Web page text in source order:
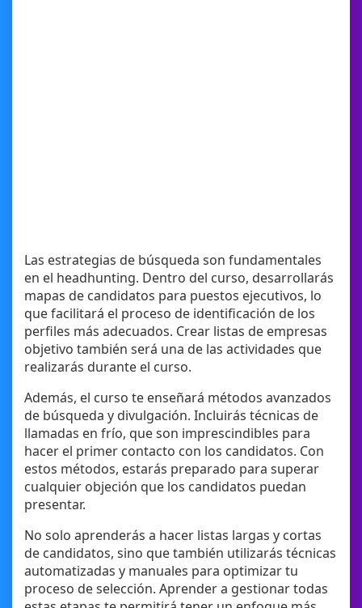
Las estrategias de búsqueda son fundamentales
en el headhunting. Dentro del curso, desarrollarás
mapas de candidatos para puestos ejecutivos, lo
que facilitará el proceso de identificación de los
perfiles más adecuados. Crear listas de empresas
objetivo también será una de las actividades que
realizarás durante el curso.
Además, el curso te enseñará métodos avanzados
de búsqueda y divulgación. Incluirás técnicas de
llamadas en frío, que son imprescindibles para
hacer el primer contacto con los candidatos. Con
estos métodos, estarás preparado para superar
cualquier objeción que los candidatos puedan
presentar.
No solo aprenderás a hacer listas largas y cortas
de candidatos, sino que también utilizarás técnicas
automatizadas y manuales para optimizar tu
proceso de selección. Aprender a gestionar todas